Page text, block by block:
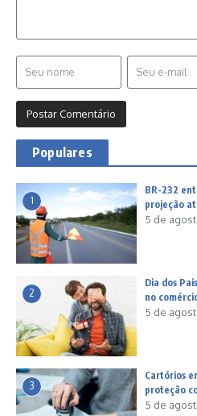
Populares
1
BR-232
projeção
5 de
2
Dia dos
no
5 de
3
Cartórios
proteção
5 de